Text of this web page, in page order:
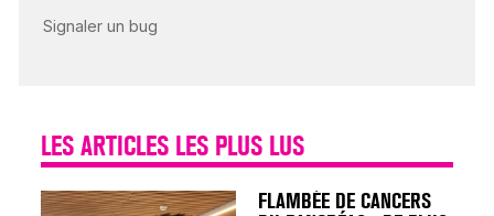
LES ARTICLES LES PLUS LUS
FLAMBÉE DE CANCERS